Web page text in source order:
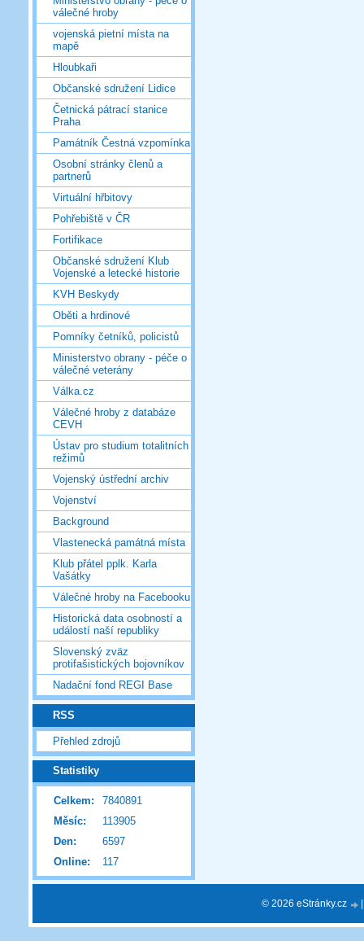
válečné hroby
vojenská pietní místa na
mapě
Hloubkaři
Občanské sdružení Lidice
Četnická pátrací stanice
Praha
Památník Čestná vzpomínka
Osobní stránky členů a
partnerů
Virtuální hřbitovy
Pohřebiště v ČR
Fortifikace
Občanské sdružení Klub
Vojenské a letecké historie
KVH Beskydy
Oběti a hrdinové
Pomníky četníků, policistů
Ministerstvo obrany - péče o
válečné veterány
Válka.cz
Válečné hroby z databáze
CEVH
Ústav pro studium totalitních
režimů
Vojenský ústřední archiv
Vojenství
Background
Vlastenecká památná místa
Klub přátel pplk. Karla
Vašátky
Válečné hroby na Facebooku
Historická data osobností a
událostí naší republiky
Slovenský zväz
protifašistických bojovníkov
Nadační fond REGI Base
RSS
Přehled zdrojů
Statistiky
Online: 117
Celkem:
7840891
Měsíc:
113905
Den:
6597
© 2026 eStránky.cz